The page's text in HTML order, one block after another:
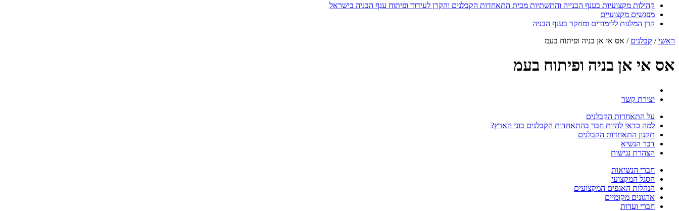
קהילות מקצועיות בענף הבנייה והתשתיות מבית התאחדות הקבלנים והקרן לעידוד ופיתוח ענף הבניה בישראל
מפגשים מקצועיים
קרן המלגות ללימודים ומחקר בענף הבניה
ראשי/ קבלנים / אס אי אן בניה ופיתוח בעמ
אס אי אן בניה ופיתוח בעמ
יצירת קשר
על התאחדות הקבלנים
למה כדאי להיות חבר בהתאחדות הקבלנים בוני הארץ?
תקנון התאחדות הקבלנים
דבר הנשיא
הצהרת נגישות
חברי הנשיאות
הסגל המקצועי
הנהלות האגפים המקצועים
ארגונים מקומיים
חברי ועדות